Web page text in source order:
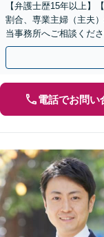
【弁護士歴15年以上】
割合、専業主婦（主夫
当事務所へご相談くだ
れるよう、状況に応じ
電話でお問い